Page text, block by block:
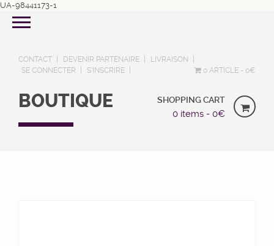
UA-98441173-1
CONTACT DEVENIR PARTENAIRE
LIVRAISON
SE CONNECTER
S’INSCRIRE 0 ARTICLE 0€
BOUTIQUE SHOPPING CART
0 items - 0€